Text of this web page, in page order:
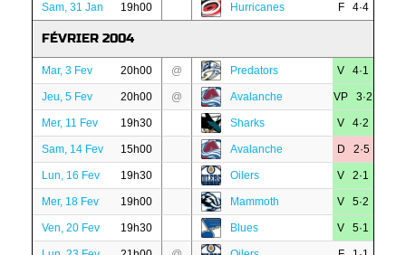
Sam, 31 Jan 19h00 Hurricanes F 4·4
FÉVRIER 2004
Mar, 3 Fev 20h00 @ Predators V 4·1
Jeu, 5 Fev 20h00 @ Avalanche VP 3·2
Mer, 11 Fev 19h30 Sharks V 4·2
Sam, 14 Fev 15h00 Avalanche D 2·5
Lun, 16 Fev 19h30 Oilers V 2·1
Mer, 18 Fev 19h00 Mammoth V 5·2
Ven, 20 Fev 19h30 Blues V 5·1